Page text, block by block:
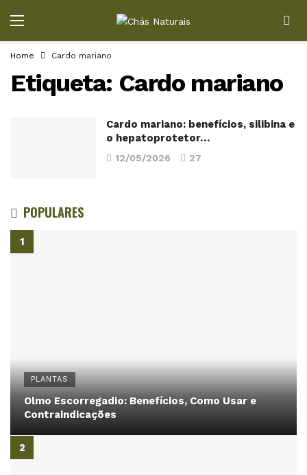
Home Cardo mariano
Etiqueta: Cardo mariano
Cardo mariano: benefícios, silibina e
o hepatoprotetor…
12/05/2026 27
POPULARES
PLANTAS
Olmo Escorregadio: Benefícios, Como Usar e
Contraindicações